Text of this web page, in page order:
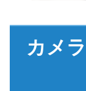
カメ